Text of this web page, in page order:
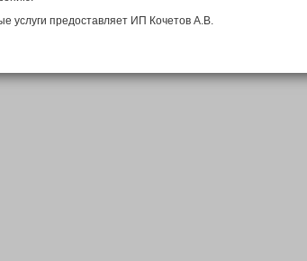
услуги предоставляет ИП Кочетов А.В.